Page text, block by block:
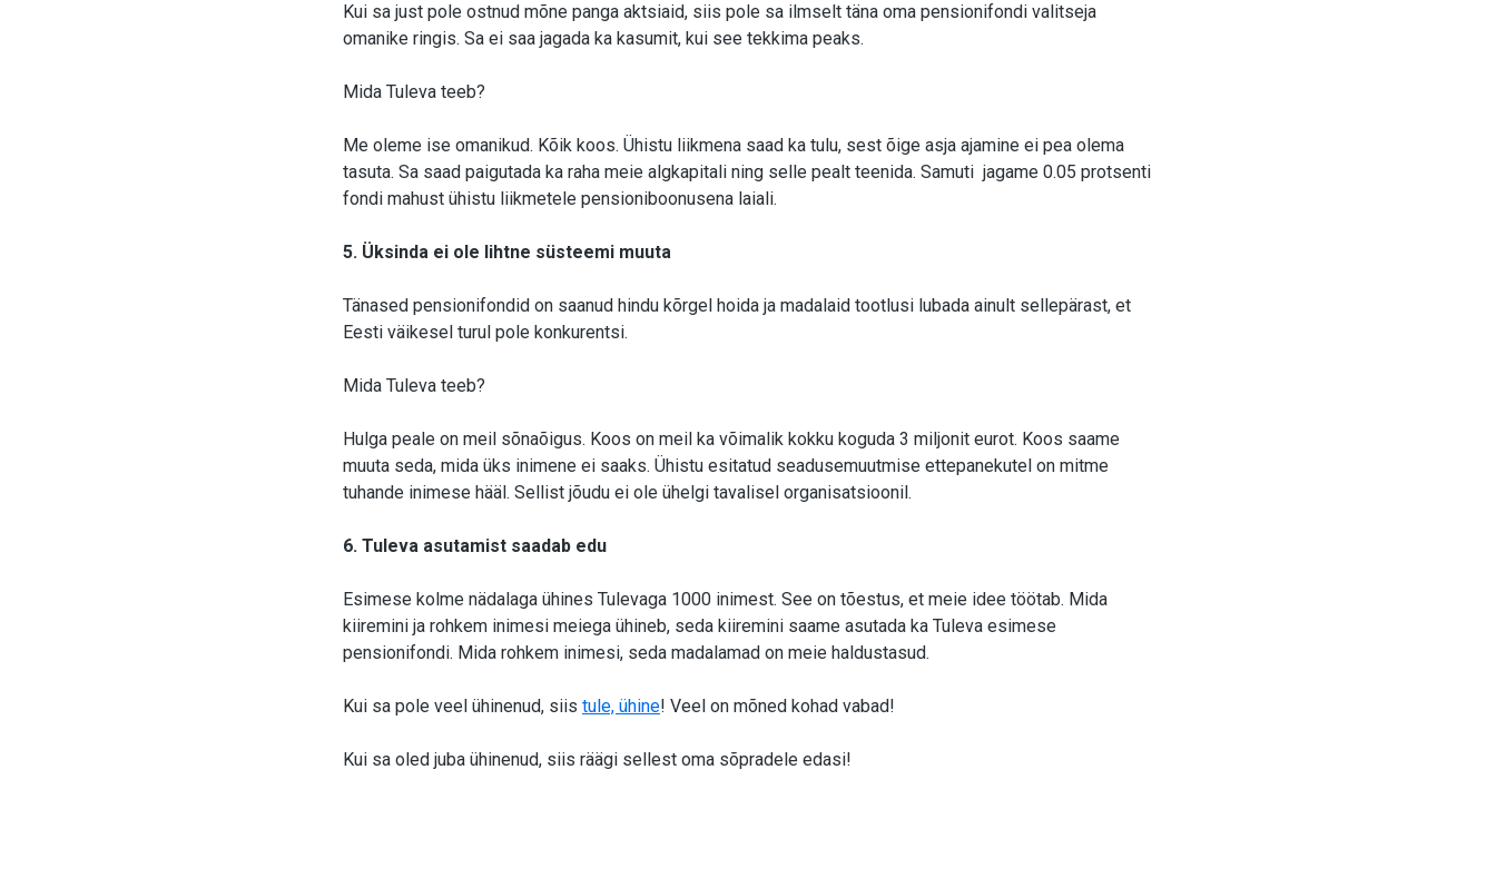
Kui sa just pole ostnud mõne panga aktsiaid, siis pole sa ilmselt täna oma pensionifondi valitseja
omanike ringis. Sa ei saa jagada ka kasumit, kui see tekkima peaks.
Mida Tuleva teeb?
Me oleme ise omanikud. Kõik koos. Ühistu liikmena saad ka tulu, sest õige asja ajamine ei pea olema
tasuta. Sa saad paigutada ka raha meie algkapitali ning selle pealt teenida. Samuti jagame 0.05 protsenti
fondi mahust ühistu liikmetele pensioniboonusena laiali.
5. Üksinda ei ole lihtne süsteemi muuta
Tänased pensionifondid on saanud hindu kõrgel hoida ja madalaid tootlusi lubada ainult sellepärast, et
Eesti väikesel turul pole konkurentsi.
Mida Tuleva teeb?
Hulga peale on meil sõnaõigus. Koos on meil ka võimalik kokku koguda 3 miljonit eurot. Koos saame
muuta seda, mida üks inimene ei saaks. Ühistu esitatud seadusemuutmise ettepanekutel on mitme
tuhande inimese hääl. Sellist jõudu ei ole ühelgi tavalisel organisatsioonil.
6. Tuleva asutamist saadab edu
Esimese kolme nädalaga ühines Tulevaga 1000 inimest. See on tõestus, et meie idee töötab. Mida
kiiremini ja rohkem inimesi meiega ühineb, seda kiiremini saame asutada ka Tuleva esimese
pensionifondi. Mida rohkem inimesi, seda madalamad on meie haldustasud.
Kui sa pole veel ühinenud, siis tule, ühine! Veel on mõned kohad vabad!
Kui sa oled juba ühinenud, siis räägi sellest oma sõpradele edasi!